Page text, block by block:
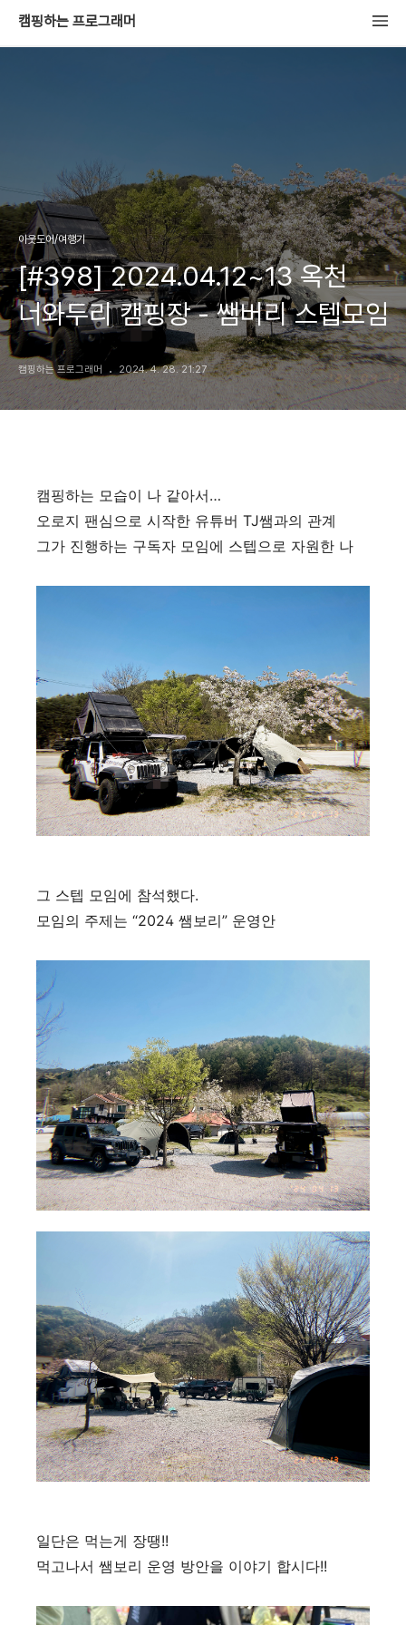
캠핑하는 프로그래머
아웃도어/여행기
[#398] 2024.04.12~13 옥천
너와두리 캠핑장 - 쌤버리 스텝모임
캠핑하는 프로그래머 2024. 4. 28. 21:27
캠핑하는 모습이 나 같아서…
오로지 팬심으로 시작한 유튜버 TJ쌤과의 관계
그가 진행하는 구독자 모임에 스텝으로 자원한 나
그 스텝 모임에 참석했다.
모임의 주제는 “2024 쌤보리” 운영안
일단은 먹는게 장땡!!
먹고나서 쌤보리 운영 방안을 이야기 합시다!!